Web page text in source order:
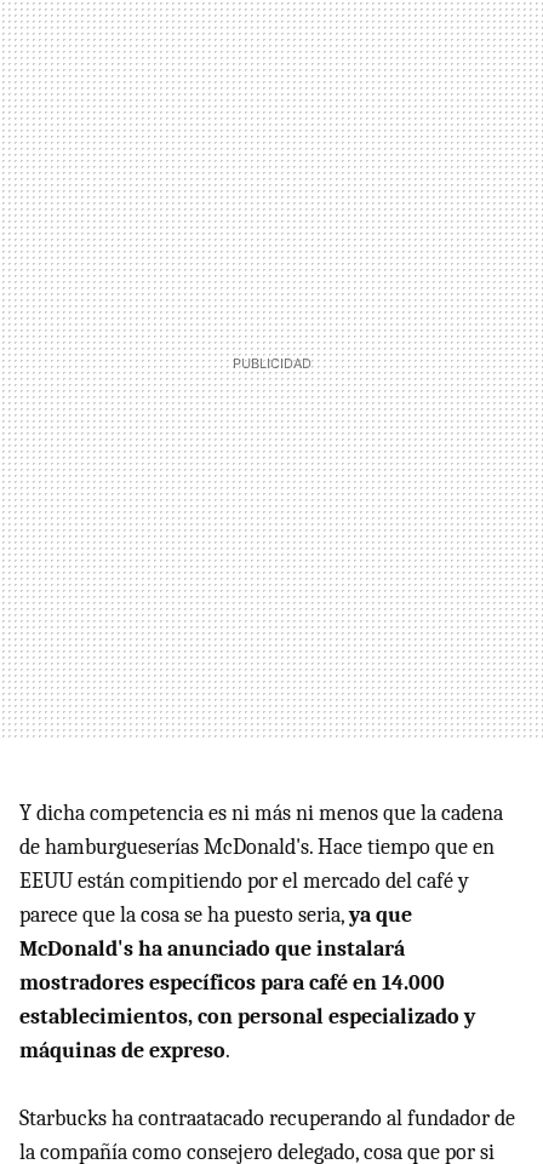
Y dicha competencia es ni más ni menos que la cadena
de hamburgueserías McDonald's. Hace tiempo que en
EEUU están compitiendo por el mercado del café y
parece que la cosa se ha puesto seria,ya que
McDonald's ha anunciado que instalará
mostradores específicos para café en 14.000
establecimientos, con personal especializado y
máquinas de expreso.
Starbucks ha contraatacado recuperando al fundador de
la compañía como consejero delegado, cosa que por si